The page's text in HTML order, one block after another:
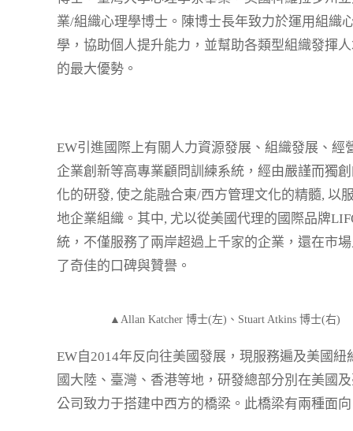
業/組織心理學博士。陳博士長年致力於運用組織
學，協助個人提升能力，並幫助各類型組織發揮
的最大優勢。
EW引進國際上有關人力資源發展、組織發展、經
企業創新等高專業顧問訓練系統，經由嚴謹而獨
化的研發, 使之能融合東/西方管理文化的精髓, 以
地企業組織。其中, 尤以從美國代理的國際品牌
統，不僅服務了兩岸超過上千家的企業，還在市
了奇佳的口碑與贊譽。
▲Allan Katcher 博士(左)、Stuart Atkins 博士(右)
EW自2014年反向往美國發展，現服務遍及美國紐
國大陸、臺灣、香港等地，研發總部分別在美國
公司致力于搭建中西方的橋梁。此橋梁有兩種面